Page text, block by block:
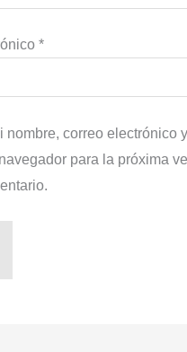
*
nombre, correo electrónico
para la próxima